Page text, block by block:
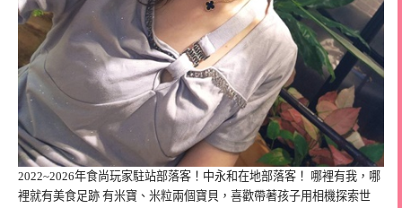
2022~2026年食尚玩家駐站部落客！中永和在地部落客！ 哪裡有我，哪
裡就有美食足跡 有米寶、米粒兩個寶貝，喜歡帶著孩子用相機探索世